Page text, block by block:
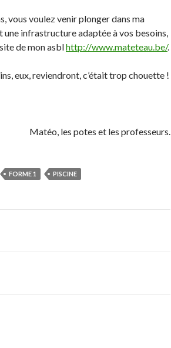
vous voulez venir plonger dans ma
une infrastructure adaptée à vos besoins,
de mon asblhttp://www.mateteau.be/.
eux, reviendront, c’était trop chouette !
Matéo, les potes et les professeurs.
FORME 1 PISCINE